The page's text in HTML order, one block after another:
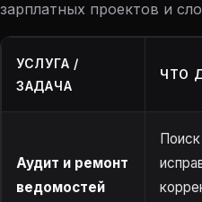
зарплатных проектов и
УСЛУГА /
ЗАДАЧА
ЧТО
Аудит и ремонт
ведомостей